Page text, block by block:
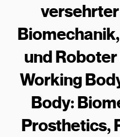
und
Working
Body:
Prosthetics,